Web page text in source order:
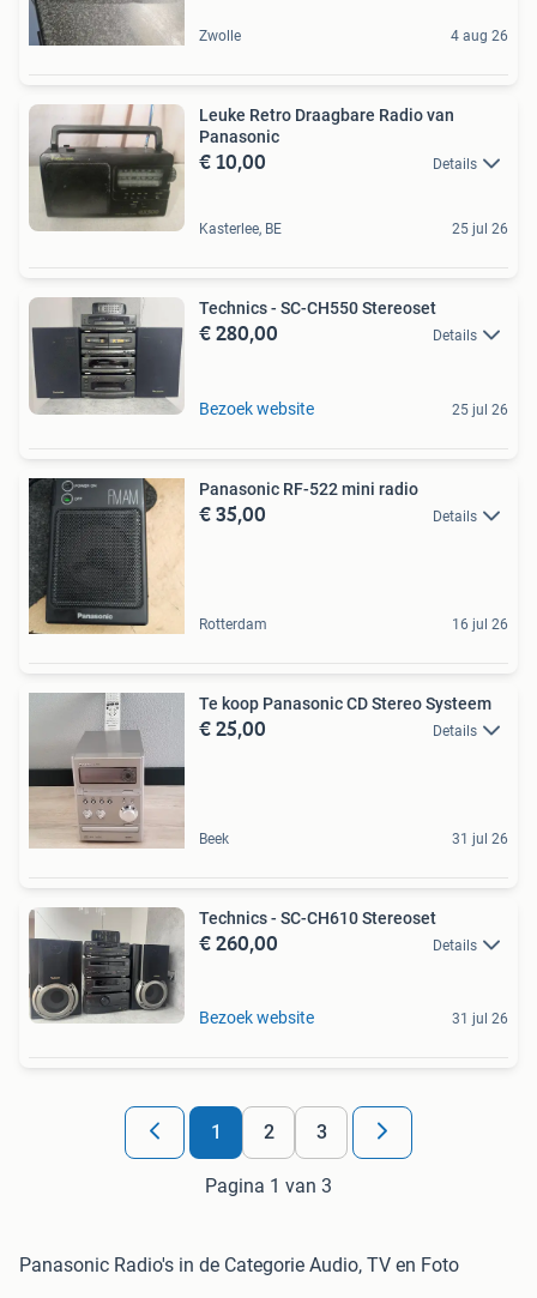
Zwolle 4 aug 26
Leuke Retro Draagbare Radio van
Panasonic
€ 10,00 Details
Kasterlee, BE 25 jul 26
Technics - SC-CH550 Stereoset
€ 280,00 Details
Bezoek website 25 jul 26
Panasonic RF-522 mini radio
€ 35,00 Details
Rotterdam 16 jul 26
Te koop Panasonic CD Stereo Systeem
€ 25,00 Details
Beek 31 jul 26
Technics - SC-CH610 Stereoset
€ 260,00 Details
Bezoek website 31 jul 26
1 2 3
Pagina 1 van 3
Panasonic Radio's in de Categorie Audio, TV en Foto